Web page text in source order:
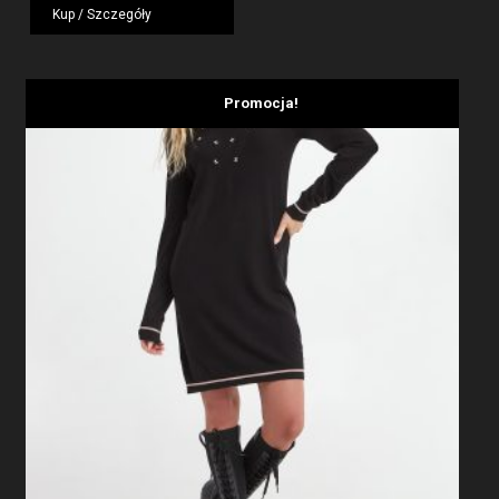
wynosiła:
Kup / Szczegóły
Promocja!